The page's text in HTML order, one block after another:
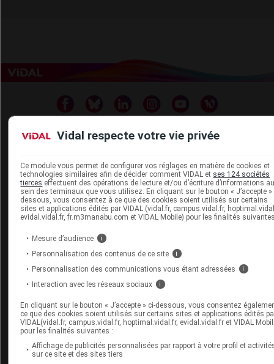
Espace produit
Boutique
VIDAL Expert
VIDAL Hoptimal
eVIDAL
VIDAL Mobile
VIDAL widget
VIDAL Sécurisation
VIDAL e-Services
Espace institutionnel
Qui sommes-nous ?
VIDAL France
Carrières
Charte éthique et
déontologique
Vidal respecte votre vie privée
Ce module vous permet de configurer vos réglages en matière de cookies et
technologies similaires afin de décider comment VIDAL et ses 124 sociétés
tierces effectuent des opérations de lecture et/ou d’écriture d’informations
sein des terminaux que vous utilisez. En cliquant sur le bouton « J’accepte »
dessous, vous consentez à ce que des cookies soient utilisés sur certains
sites et applications édités par VIDAL (vidal.fr, campus.vidal.fr,
evidal.vidal.fr, fr.m3manabu.com et VIDAL Mobile) pour les finalités
Mesure d’audience i
Personnalisation des contenus de ce site i
Personnalisation des communications vous étant adressées i
Interaction avec les réseaux sociaux i
En cliquant sur le bouton « J’accepte » ci-dessous, vous consentez
ce que des cookies soient utilisés sur certains sites et applications édités
VIDAL(vidal.fr, campus.vidal.fr, hoptimal.vidal.fr, evidal.vidal.fr et VIDAL
pour les finalités suivantes :
Affichage de publicités personnalisées par rapport à votre profil et
sur ce site et des sites tiers